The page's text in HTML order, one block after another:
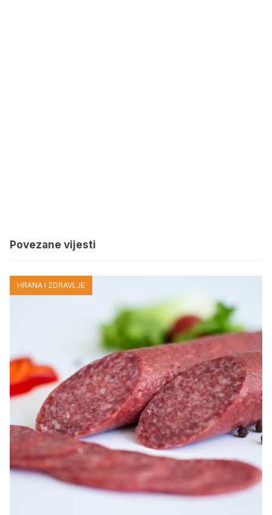
Povezane vijesti
HRANA I ZDRAVLJE